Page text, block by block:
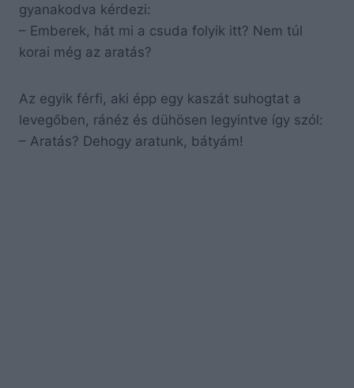
gyanakodva kérdezi:
– Emberek, hát mi a csuda folyik itt? Nem túl
korai még az aratás?
Az egyik férfi, aki épp egy kaszát suhogtat a
levegőben, ránéz és dühösen legyintve így szól:
– Aratás? Dehogy aratunk, bátyám!